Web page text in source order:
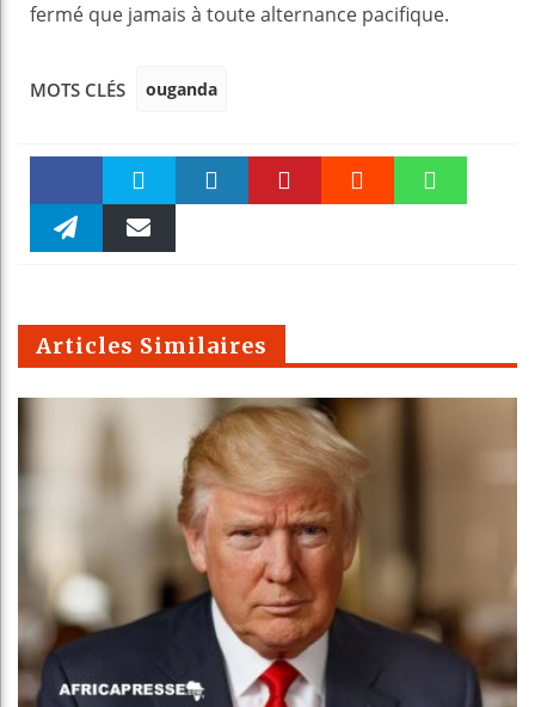
fermé que jamais à toute alternance pacifique.
MOTS CLÉS ouganda
Faceboo Twitter
m
Articles Similaires